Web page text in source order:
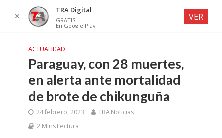
ACTUALIDAD
Paraguay, con 28 muertes,
en alerta ante mortalidad
de brote de chikunguña
24 febrero, 2023
TRA Noticias
2 Mins Lectura
✕
TRA Digital
GRATIS
En Google Play
VER